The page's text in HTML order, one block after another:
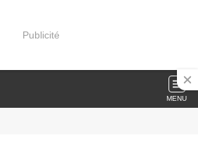
Publicité
MENU